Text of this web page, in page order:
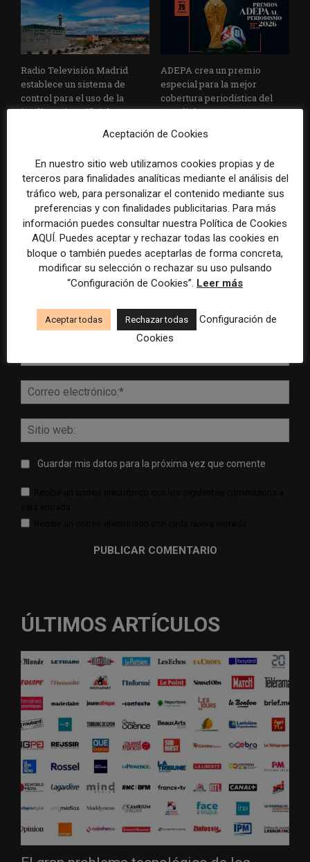
Radio Televisión Madrid
establece un sistema de
control para el uso de la
inteligencia artificial
ADEPA crea un premio
especial para la mejor
cobertura periodística del
Mundial 2026
DEJA UNA RESPUESTA
Comentario:
Guardar mis datos para la próxima vez que comente
ÚLTIMOS ARTÍCULOS
Aceptación de Cookies
En nuestro sitio web utilizamos cookies propias y de
terceros para finalidades analíticas mediante el análisis del
tráfico web, para personalizar el contenido mediante sus
preferencias y con finalidades publicitarias. Para más
información puedes consultar nuestra Política de Cookies
AQUÍ. Puedes aceptar y rechazar todas las cookies en
bloque o también puedes aceptarlas de forma concreta,
modificar su selección o rechazar su uso pulsando
“Configuración de Cookies”. Leer más
Aceptar todas Rechazar todas
Configuración de
Cookies